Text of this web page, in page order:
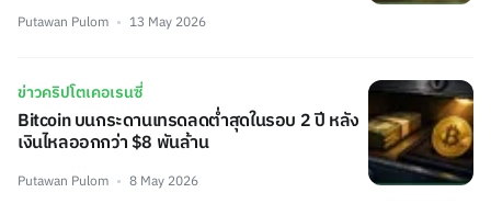
Putawan Pulom 13 May 2026
ข่าวคริปโตเคอเรนซี่
Bitcoin บนกระดานเทรดลดต่ำสุดในรอบ 2 ปี หลัง
เงินไหลออกกว่า $8 พันล้าน
Putawan Pulom 8 May 2026